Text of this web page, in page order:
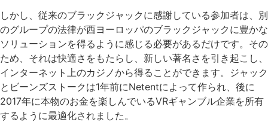
しかし、従来のブラックジャックに感謝している参加者は、別
のグループの法律が西ヨーロッパのブラックジャックに豊かな
ソリューションを得るように感じる必要があるだけです。その
ため、それは快適さをもたらし、新しい著名さを引き起こし、
インターネット上のカジノから得ることができます。ジャック
とビーンズストークは1年前にNetentによって作られ、後に
2017年に本物のお金を楽しんでいるVRギャンブル企業を所有
するように最適化されました。